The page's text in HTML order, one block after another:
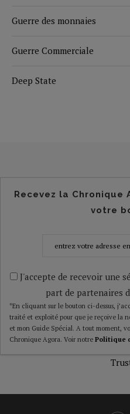
Guerre des monnaies
Guerre Commerciale
Deep State
Recevez la Chronique
votre
J'accepte de recevoir une
part de partenaires
*En cliquant sur le bouton ci-dessus,
traité et exploité pour que je reçoive la
et mon Guide Spécial. A tout moment,
Chronique Agora. Voir notre Politique